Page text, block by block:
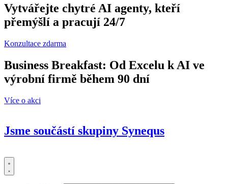
Vytvářejte chytré AI agenty, kteří
přemýšlí a pracují 24/7
Konzultace zdarma
Business Breakfast: Od Excelu k AI ve
výrobní firmě během 90 dní
Více o akci
Jsme součástí skupiny Synequs